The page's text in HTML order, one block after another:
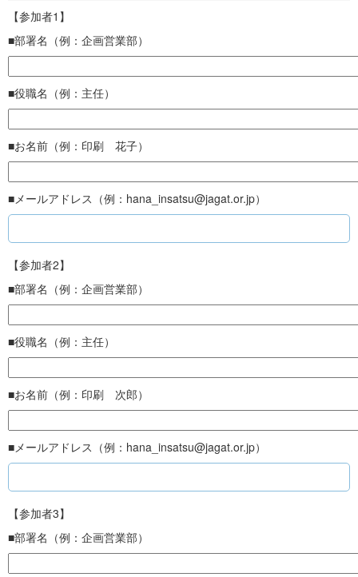
【参加者1】
■部署名（例：企画営業部）
■役職名（例：主任）
■お名前（例：印刷 花子）
■メールアドレス（例：hana_insatsu@jagat.or.jp）
【参加者2】
■部署名（例：企画営業部）
■役職名（例：主任）
■お名前（例：印刷 次郎）
■メールアドレス（例：hana_insatsu@jagat.or.jp）
【参加者3】
■部署名（例：企画営業部）